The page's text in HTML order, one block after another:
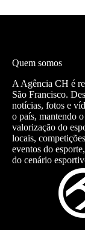
Quem somos
A Agência CH é
São Francisco.
notícias, fotos e
o país, mantendo
valorização do
locais,
eventos do
do cenário